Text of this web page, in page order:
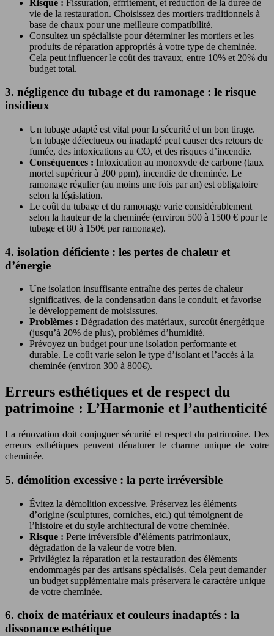
Risque : Fissuration, effritement, et réduction de la durée de
vie de la restauration. Choisissez des mortiers traditionnels à
base de chaux pour une meilleure compatibilité.
Consultez un spécialiste pour déterminer les mortiers et les
produits de réparation appropriés à votre type de cheminée.
Cela peut influencer le coût des travaux, entre 10% et 20% du
budget total.
3. négligence du tubage et du ramonage : le risque
insidieux
Un tubage adapté est vital pour la sécurité et un bon tirage.
Un tubage défectueux ou inadapté peut causer des retours de
fumée, des intoxications au CO, et des risques d’incendie.
Conséquences : Intoxication au monoxyde de carbone (taux
mortel supérieur à 200 ppm), incendie de cheminée. Le
ramonage régulier (au moins une fois par an) est obligatoire
selon la législation.
Le coût du tubage et du ramonage varie considérablement
selon la hauteur de la cheminée (environ 500 à 1500 € pour le
tubage et 80 à 150€ par ramonage).
4. isolation déficiente : les pertes de chaleur et
d’énergie
Une isolation insuffisante entraîne des pertes de chaleur
significatives, de la condensation dans le conduit, et favorise
le développement de moisissures.
Problèmes : Dégradation des matériaux, surcoût énergétique
(jusqu’à 20% de plus), problèmes d’humidité.
Prévoyez un budget pour une isolation performante et
durable. Le coût varie selon le type d’isolant et l’accès à la
cheminée (environ 300 à 800€).
Erreurs esthétiques et de respect du
patrimoine : L’Harmonie et l’authenticité
La rénovation doit conjuguer sécurité et respect du patrimoine. Des
erreurs esthétiques peuvent dénaturer le charme unique de votre
cheminée.
5. démolition excessive : la perte irréversible
Évitez la démolition excessive. Préservez les éléments
d’origine (sculptures, corniches, etc.) qui témoignent de
l’histoire et du style architectural de votre cheminée.
Risque : Perte irréversible d’éléments patrimoniaux,
dégradation de la valeur de votre bien.
Privilégiez la réparation et la restauration des éléments
endommagés par des artisans spécialisés. Cela peut demander
un budget supplémentaire mais préservera le caractère unique
de votre cheminée.
6. choix de matériaux et couleurs inadaptés : la
dissonance esthétique